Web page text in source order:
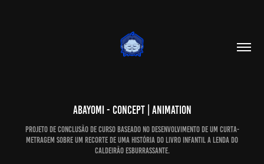
Abayomi - Concept | Animation
Projeto de conclusão de curso baseado no desenvolvimento de um curta-
metragem sobre um recorte de uma história do livro infantil A Lenda do
Caldeirão Esburrassante.